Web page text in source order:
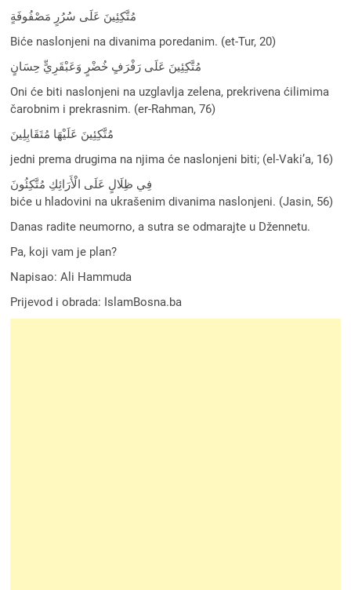
مُتَّكِئِينَ عَلَى سُرُرٍ مَصْفُوفَةٍ
Biće naslonjeni na divanima poredanim. (et-Tur, 20)
مُتَّكِئِينَ عَلَى رَفْرَفٍ خُضْرٍ وَعَبْقَرِيٍّ حِسَانٍ
Oni će biti naslonjeni na uzglavlja zelena, prekrivena ćilimima
čarobnim i prekrasnim. (er-Rahman, 76)
مُتَّكِئِينَ عَلَيْهَا مُتَقَابِلِينَ
jedni prema drugima na njima će naslonjeni biti; (el-Vaki’a, 16)
فِي ظِلَالٍ عَلَى الْأَرَائِكِ مُتَّكِئُونَ
biće u hladovini na ukrašenim divanima naslonjeni. (Jasin, 56)
Danas radite neumorno, a sutra se odmarajte u Džennetu.
Pa, koji vam je plan?
Napisao: Ali Hammuda
Prijevod i obrada: IslamBosna.ba